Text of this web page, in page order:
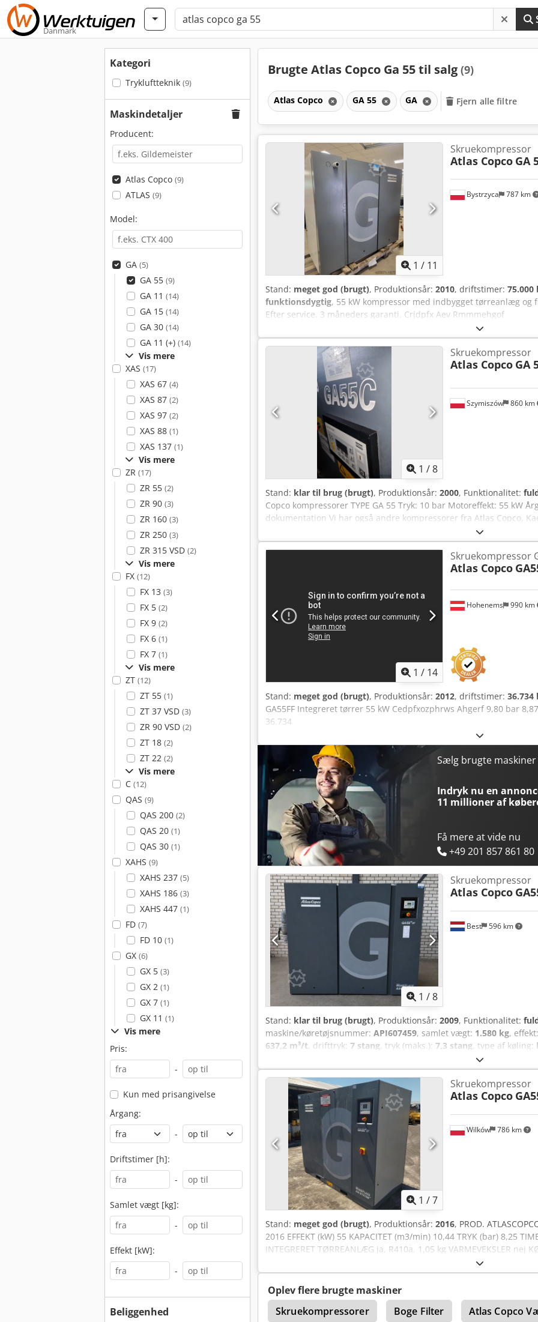
Danmark
Kategori
Trykluftteknik (9)
Maskindetaljer
Producent:
Atlas Copco (9)
ATLAS (9)
Model:
GA (5)
GA 55 (9)
GA 11 (14)
GA 15 (14)
GA 30 (14)
GA 11 (+) (14)
Vis mere
XAS (17)
XAS 67 (4)
XAS 87 (2)
XAS 97 (2)
XAS 88 (1)
XAS 137 (1)
Vis mere
ZR (17)
ZR 55 (2)
ZR 90 (3)
ZR 160 (3)
ZR 250 (3)
ZR 315 VSD (2)
Vis mere
FX (12)
FX 13 (3)
FX 5 (2)
FX 9 (2)
FX 6 (1)
FX 7 (1)
Vis mere
ZT (12)
ZT 55 (1)
ZT 37 VSD (3)
ZR 90 VSD (2)
ZT 18 (2)
ZT 22 (2)
Vis mere
C (12)
QAS (9)
QAS 200 (2)
QAS 20 (1)
QAS 30 (1)
XAHS (9)
XAHS 237 (5)
XAHS 186 (3)
XAHS 447 (1)
FD (7)
FD 10 (1)
GX (6)
GX 5 (3)
GX 2 (1)
GX 7 (1)
GX 11 (1)
Vis mere
Pris:
-
Kun med prisangivelse
Årgang:
-
Driftstimer [h]:
-
Samlet vægt [kg]:
-
Effekt [kW]:
-
Beliggenhed
Brugte Atlas Copco Ga 55 til salg (9)
Atlas Copco GA 55 GA Fjern alle filtre
1 / 11
Bystrzyca 787 km
Skruekompressor
Atlas Copco GA
Stand: meget god (brugt), Produktionsår: 2010, driftstimer: 75.000
funktionsdygtig, 55 kW kompressor med indbygget tørreanlæg og
Efter service. 3 måneders garanti. Crjdpfx Aev Rmmmehgof
1 /8
Szymiszów 860 km
Skruekompressor
Atlas Copco GA
Stand: klar til brug (brugt), Produktionsår: 2000, Funktionalitet:
Copco kompressorer TYPE GA 55 Tryk: 10 bar Motoreffekt: 55 kW
dokumentation Vi har også andre kompressorer fra Atlas Copco,
1 / 14
Hohenems 990 km
Skruekompressor
Atlas Copco
Stand: meget god (brugt), Produktionsår: 2012, driftstimer: 36.734
GA55FF Integreret tørrer 55 kW Cedpfxozphrws Ahgerf 9,80 bar
36.734
Sælg brugte
Indryk nu en
11 millioner af
Få mere at vide nu
+49 201 857 861 80
1 /8
Best 596 km
Skruekompressor
Atlas Copco
Stand: klar til brug (brugt), Produktionsår: 2009, Funktionalitet:
maskine/køretøjsnummer: API607459, samlet vægt: 1.580 kg, effekt:
637,2 m³/t, drifttryk: 7 stang, tryk (maks.): 7,3 stang, type af køling:
GA55+ FF skruekompressor – 55 kW – årgang 2009 Til salg: pæn
med integreret lufttørrer. Kompressoren er allerede vedligeholdt
Specifikationer: Type: Atlas Copco GA55+ FF Årgang: 2009
Ahgsrf Kapacitet: 10,62 m³/min Arbejdstryk: 7,3 bar
1.580 kg Driftstimer: 17473/4022 Udstyret med integreret
kompressor er velegnet til industrielle anvendelser, hvor der
leveres med en ny eller brugt tryklufttank som tilvalg.
1 /7
Wilków 786 km
Skruekompressor
Atlas Copco
Stand: meget god (brugt), Produktionsår: 2016, PROD.
2016 EFFEKT (kW) 55 KAPACITET (m3/min) 10,44 TRYK (bar) 8,25
INTEGRERET TØRREANLÆG ja, R410a, 1,05 kg VARMEVEKSLER nej
TANKEN nej Credpfezmhtcox Ahgjf DOKUMENTATION nej
Oplev flere brugte maskiner
Skruekompressorer
Boge Filter Atlas Copco
Agados Atlas Renner Riko 700/270 St